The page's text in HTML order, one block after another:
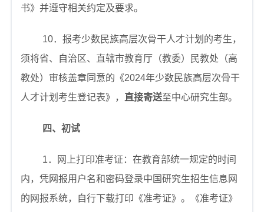
书》并遵守相关约定及要求。
10．报考少数民族高层次骨干人才计划的考生，
须将省、自治区、直辖市教育厅（教委）民教处（高
教处）审核盖章同意的《2024年少数民族高层次骨干
人才计划考生登记表》， 直接寄送至中心研究生部。
四、初试
1．网上打印准考证：在教育部统一规定的时间
内，凭网报用户名和密码登录中国研究生招生信息网
的网报系统，自行下载打印《准考证》。《准考证》